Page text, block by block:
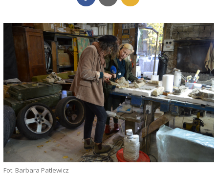
Fot. Barbara Patlewicz